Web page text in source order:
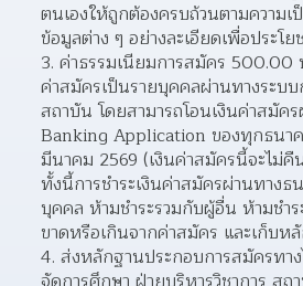
ตนเองให้ถูกต้องครบถ้วนตามความเ
ข้อมูลต่าง ๆ อย่างละเอียดเพื่อประโ
ค่าธรรมเนียมการสมัคร 500.00
ค่าสมัครเป็นรายบุคคลผ่านทางระบ
สถาบัน โดยสามารถโอนเงินค่าสมัค
Banking Application ของทุกธนา
มีนาคม 2569 (เงินค่าสมัครนี้จะไม่คื
ทั้งนี้การชำระเงินค่าสมัครผ่านทางธ
บุคคล ห้ามชำระรวมกับผู้อื่น ห้ามชำ
ขาดหรือเกินจากค่าสมัคร และเก็บห
ส่งหลักฐานประกอบการสมัครท